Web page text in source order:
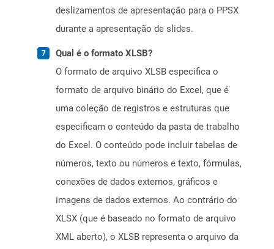
deslizamentos de apresentação para o PPSX
durante a apresentação de slides.
Qual é o formato XLSB?
O formato de arquivo XLSB especifica o
formato de arquivo binário do Excel, que é
uma coleção de registros e estruturas que
especificam o conteúdo da pasta de trabalho
do Excel. O conteúdo pode incluir tabelas de
números, texto ou números e texto, fórmulas,
conexões de dados externos, gráficos e
imagens de dados externos. Ao contrário do
XLSX (que é baseado no formato de arquivo
XML aberto), o XLSB representa o arquivo da